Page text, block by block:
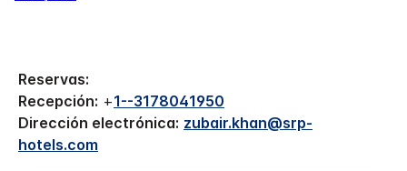
Reservas:
Recepción: +1--3178041950
Dirección electrónica: zubair.khan@srp-
hotels.com